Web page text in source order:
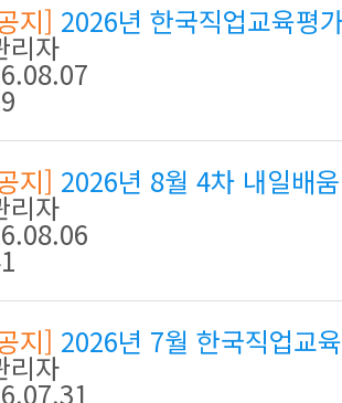
지] 2026년 한국직업교육평
리자
지] 2026년 8월 4차 내일배
리자
지] 2026년 7월 한국직업교육
리자